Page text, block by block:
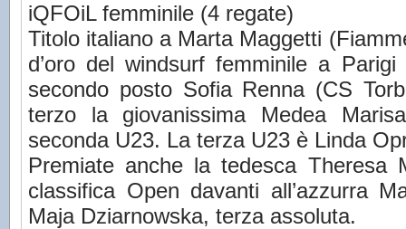
iQFOiL femminile (4 regate)
Titolo italiano a Marta Maggetti
d’oro del windsurf femminile a
secondo posto Sofia Renna (CS
terzo la giovanissima Medea
seconda U23. La terza U23 è Linda
Premiate anche la tedesca Theresa
classifica Open davanti all’azzurra
Maja Dziarnowska, terza assoluta.